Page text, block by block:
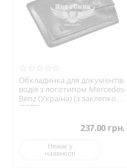
Обкладинка для документів
водія з логотипом Mercedes-
Benz (Україна) (з заклепкою)
(5072)
237.00 грн.
Немає у
наявності